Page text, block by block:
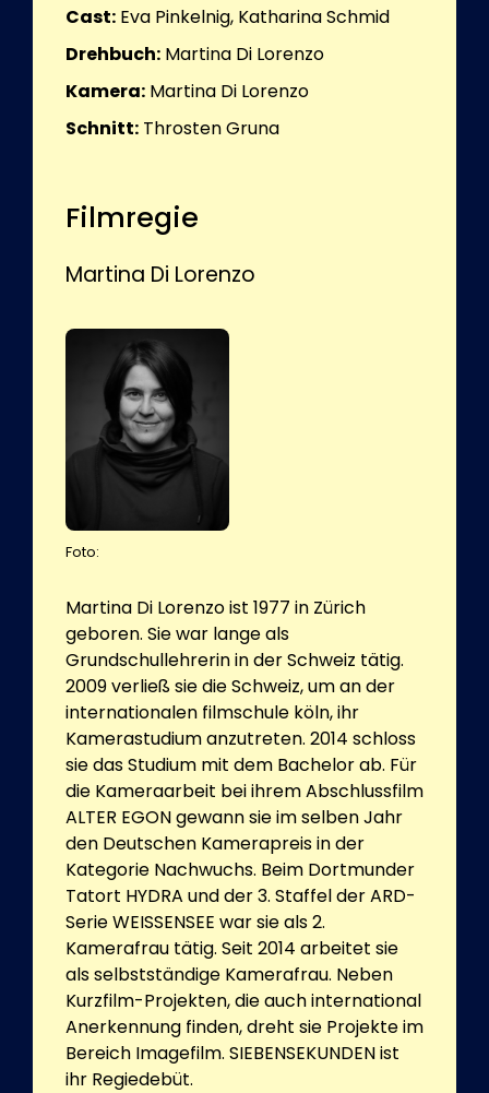
Cast: Eva Pinkelnig, Katharina Schmid
Drehbuch: Martina Di Lorenzo
Kamera: Martina Di Lorenzo
Schnitt: Throsten Gruna
Filmregie
Martina Di Lorenzo
Foto:
Martina Di Lorenzo ist 1977 in Zürich
geboren. Sie war lange als
Grundschullehrerin in der Schweiz tätig.
2009 verließ sie die Schweiz, um an der
internationalen filmschule köln, ihr
Kamerastudium anzutreten. 2014 schloss
sie das Studium mit dem Bachelor ab. Für
die Kameraarbeit bei ihrem Abschlussfilm
ALTER EGON gewann sie im selben Jahr
den Deutschen Kamerapreis in der
Kategorie Nachwuchs. Beim Dortmunder
Tatort HYDRA und der 3. Staffel der ARD-
Serie WEISSENSEE war sie als 2.
Kamerafrau tätig. Seit 2014 arbeitet sie
als selbstständige Kamerafrau. Neben
Kurzfilm-Projekten, die auch international
Anerkennung finden, dreht sie Projekte im
Bereich Imagefilm. SIEBENSEKUNDEN ist
ihr Regiedebüt.